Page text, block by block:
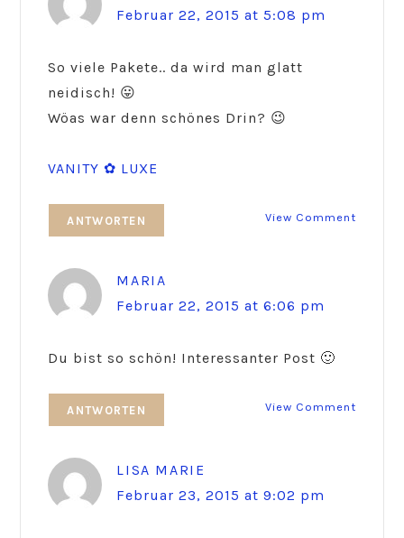
Februar 22, 2015 at 5:08 pm
So viele Pakete.. da wird man glatt
neidisch! 😛
Wöas war denn schönes Drin? 😉
VANITY ✿ LUXE
View Comment
ANTWORTEN
MARIA
Februar 22, 2015 at 6:06 pm
Du bist so schön! Interessanter Post 🙂
View Comment
ANTWORTEN
LISA MARIE
Februar 23, 2015 at 9:02 pm